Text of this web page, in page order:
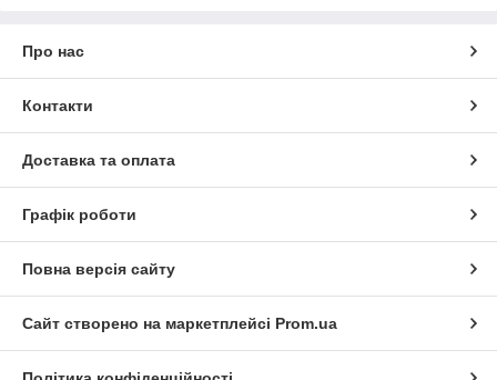
Про нас
Контакти
Доставка та оплата
Графік роботи
Повна версія сайту
Сайт створено на маркетплейсі Prom.ua